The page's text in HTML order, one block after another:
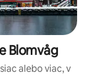
Blomvåg
alebo viac, v